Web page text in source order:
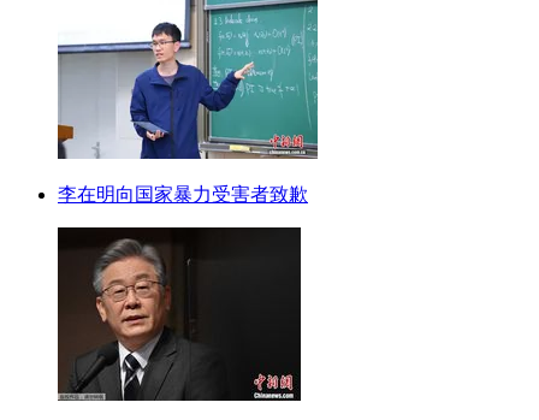
李在明向国家暴力受害者致歉